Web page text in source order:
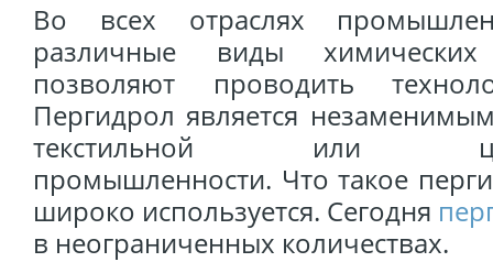
Во всех отраслях
различные виды
позволяют проводить
Пергидрол является
текстильной или
промышленности. Что такое
широко используется. Сегодня
в неограниченных количествах.